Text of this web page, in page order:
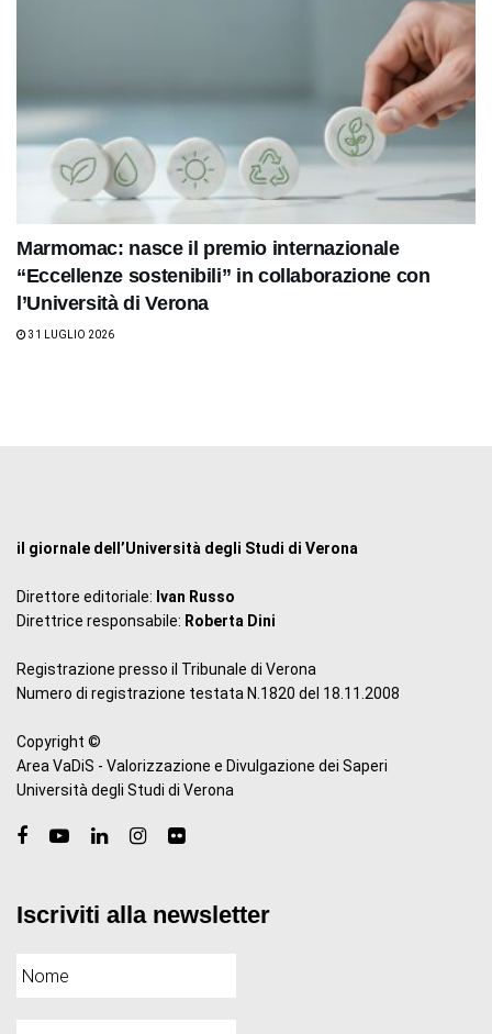
Marmomac: nasce il premio internazionale
“Eccellenze sostenibili” in collaborazione con
l’Università di Verona
31 LUGLIO 2026
il giornale dell’Università degli Studi di Verona
Direttore editoriale: Ivan Russo
Direttrice responsabile: Roberta Dini
Registrazione presso il Tribunale di Verona
Numero di registrazione testata N.1820 del 18.11.2008
Copyright ©
Area VaDiS - Valorizzazione e Divulgazione dei Saperi
Università degli Studi di Verona
Iscriviti alla newsletter